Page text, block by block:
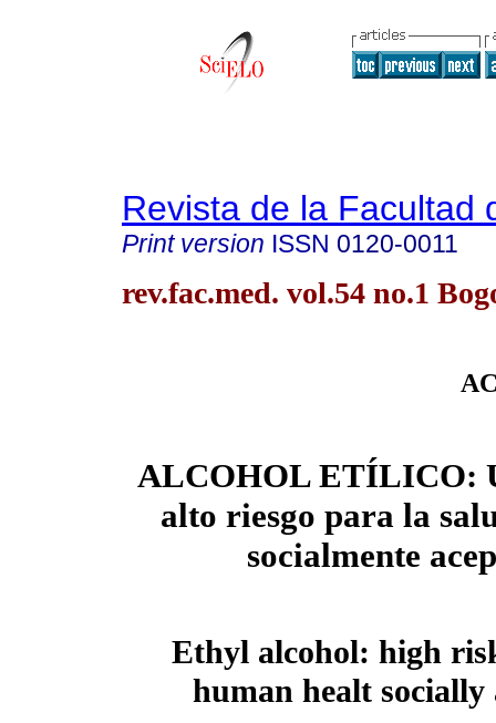
Revista de la Facultad
Print version ISSN 0120-0011
rev.fac.med. vol.54 no.1
ALCOHOL ETÍLICO:
alto riesgo para la
socialmente
Ethyl alcohol: high
human healt socially